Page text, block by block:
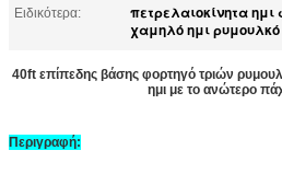
Ειδικότερα: πετρελαιοκίνητα
χαμηλό ημι
40ft επίπεδης βάσης φορτηγό τριών
ημι με το ανώτερο
Περιγραφή: